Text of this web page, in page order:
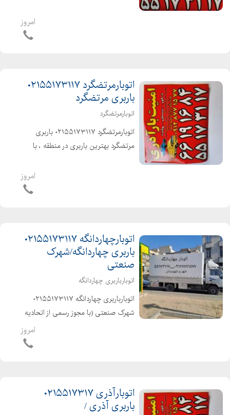
شهرستان با بیمه و بارنامه دولتی انواعامروز
اتوبارمرتضگرد ۰۲۱۵۵۱۷۳۱۱۷
باربری مرتضگرد
اتوبارمرتضگرد
اتوبارمرتضگرد ۰۲۱۵۵۱۷۳۱۱۷ باربری
مرتضگرد بهترین باربری در منطقه ، با
امروز
اتوبارچهاردانگه ۰۲۱۵۵۱۷۳۱۱۷
باربری چهاردانگه/شهرک
صنعتی
اتوبارباربری چهاردانگه
اتوبارباربری چهاردانگه ۰۲۱۵۵۱۷۳۱۱۷
شهرک صنعتی (با مجوز رسمی از اتحادیه
باربری ) متخصص درحمل اثاثیه منزلامروز
اتوبارآذری ۰۲۱۵۵۱۷۳۱۷
باربری آذری /